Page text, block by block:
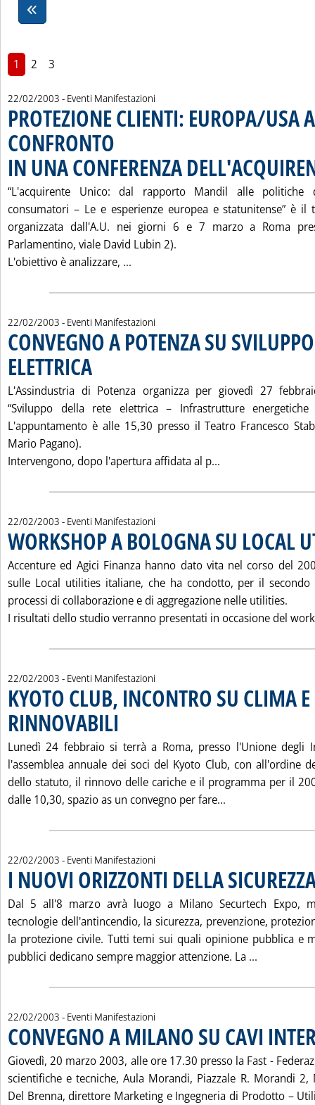
1 2 3
22/02/2003 - Eventi Manifestazioni
PROTEZIONE CLIENTI: EUROPA/USA A
CONFRONTO
IN UNA CONFERENZA
“L'acquirente Unico: dal rapporto Mandil alle
consumatori – Le e esperienze europea e statunitense” è il
organizzata dall'A.U. nei giorni 6 e 7 marzo a Roma
Parlamentino, viale David Lubin 2).
L'obiettivo è analizzare, ...
22/02/2003 - Eventi Manifestazioni
CONVEGNO A POTENZA SU
ELETTRICA
L'Assindustria di Potenza organizza per giovedì 27
“Sviluppo della rete elettrica – Infrastrutture
L'appuntamento è alle 15,30 presso il Teatro Francesco
Mario Pagano).
Intervengono, dopo l'apertura affidata al p...
22/02/2003 - Eventi Manifestazioni
WORKSHOP A BOLOGNA SU LOCAL
Accenture ed Agici Finanza hanno dato vita nel corso del
sulle Local utilities italiane, che ha condotto, per il secondo
processi di collaborazione e di aggregazione nelle utilities.
I risultati dello studio verranno presentati in occasione del
22/02/2003 - Eventi Manifestazioni
KYOTO CLUB, INCONTRO SU CLIMA E
RINNOVABILI
Lunedì 24 febbraio si terrà a Roma, presso l'Unione degli
l'assemblea annuale dei soci del Kyoto Club, con all'ordine
dello statuto, il rinnovo delle cariche e il programma per il
dalle 10,30, spazio as un convegno per fare...
22/02/2003 - Eventi Manifestazioni
I NUOVI ORIZZONTI DELLA
Dal 5 all'8 marzo avrà luogo a Milano Securtech Expo,
tecnologie dell'antincendio, la sicurezza, prevenzione,
la protezione civile. Tutti temi sui quali opinione pubblica e
pubblici dedicano sempre maggior attenzione. La ...
22/02/2003 - Eventi Manifestazioni
CONVEGNO A MILANO SU CAVI
Giovedì, 20 marzo 2003, alle ore 17.30 presso la Fast -
scientifiche e tecniche, Aula Morandi, Piazzale R. Morandi
Del Brenna, direttore Marketing e Ingegneria di Prodotto –